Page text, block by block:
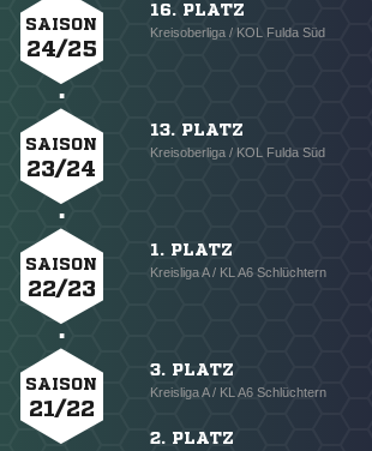
SAISON
24/25
16. PLATZ
Kreisoberliga / KOL Fulda Süd
SAISON
23/24
13. PLATZ
Kreisoberliga / KOL Fulda Süd
SAISON
22/23
1. PLATZ
Kreisliga A / KL A6 Schlüchtern
SAISON
21/22
3. PLATZ
Kreisliga A / KL A6 Schlüchtern
2. PLATZ